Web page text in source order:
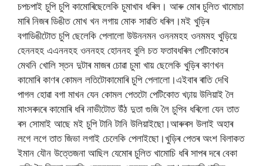
চপচপাই চুপি চুপি কামোৰিছেলেকি চুমাখাব ধৰিল। আৰু মোৰ চুলিত খামোচা
মাৰি নিজৰ ডিঙীত মোখ খন লগায় মোক সাৱতি ধৰিল।মই খুড়িৰ
বগাডিঙীটোত চুপি ছেলেকি পেলালো উউননমন ওননমহহ ওনমমহ খুড়িয়ে
হেননহহ এএননহহ ওননহহ হোননহ বুলি চত ফতাবধৰিল পেটিকোতৰ
মেথনি খোলি স্তন দুটাৰ মাজৰ চোৱা চুমা খায় ছেলেকি খুড়িৰ কাণখন
কামোৰি কাণৰ কোমল লতিটোকামোৰি চুপি পেলালো।এইবাৰ ৰাতি দেখি
পাগল হোৱা বগা মাখন যেন কোমল পেতটো পেটিকোত খঢ়ায় উলিয়াই লৈ
মাংসৰদৰে কামোৰি ধৰি নাভীটোত উঁঠ দুতা গুজি লৈ চুপিব ধৰিলো যেন তাত
ৰস সোমাই আছে মই চুপি টানি টানি উলিয়াইছো।আৰুৰস উলাই অহাৰ
লগে লগে তাত জিভা লগাই চেলেকি পেলাইছো।খুড়িৰ পেতৰ অংশ বিলাকত
ইমান যৌন উত্তেজনা আছিল যেমোৰ চুলিত খামোচি ধৰি সাপৰ দৰে বেকা